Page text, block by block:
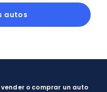
autos
o comprar un auto